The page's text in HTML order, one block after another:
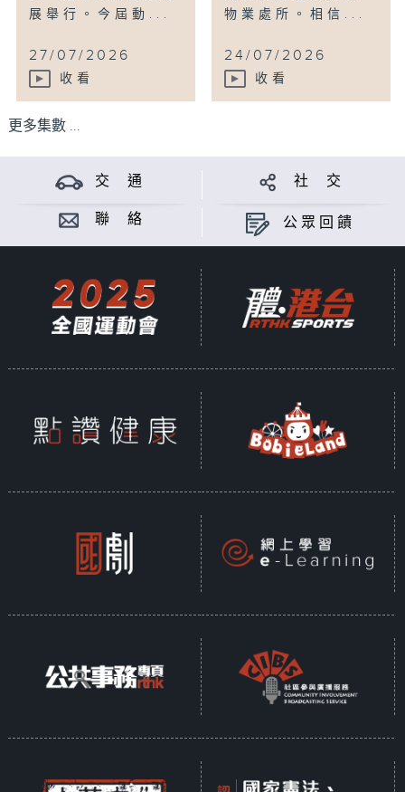
展舉行。今屆動...
27/07/2026
收看
物業處所。相信...
24/07/2026
收看
更多集數 ...
交 通 社 交
聯 絡 公眾回饋